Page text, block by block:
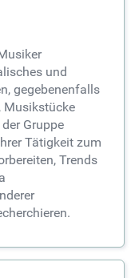
und
gegebenenfalls
Musikstücke
Gruppe
Tätigkeit zum
Trends